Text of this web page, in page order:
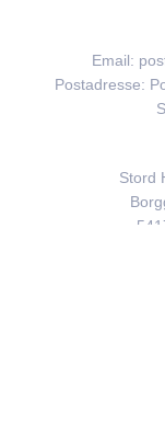
Email:
Postadresse:
Stord